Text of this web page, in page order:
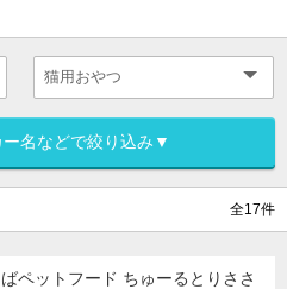
名などで絞り込み▼
全17件
ペットフード ちゅーるとりささ